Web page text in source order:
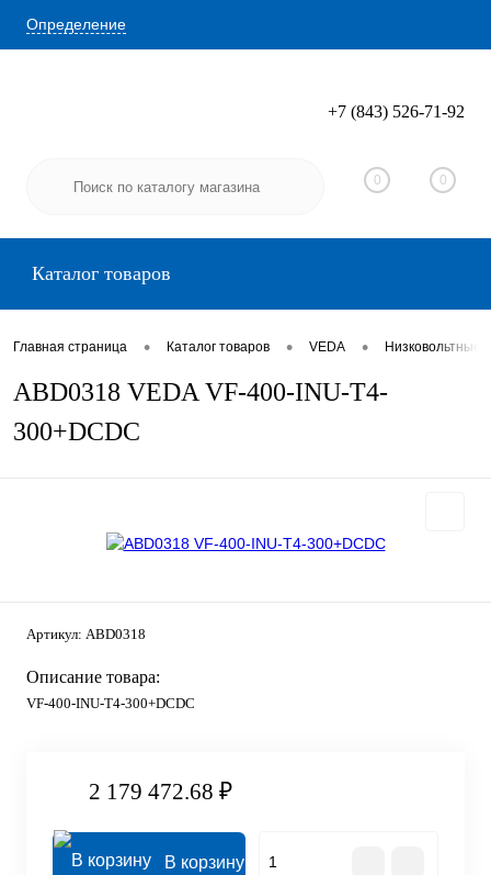
Определение
Вход Регистрация
+7 (843) 526-71-92
0 0
Каталог товаров
Главная страница • Каталог товаров • VEDA •
ABD0318 VEDA VF-400-INU-T4-
300+DCDC
Артикул: ABD0318
Описание товара:
VF-400-INU-T4-300+DCDC
2 179 472.68 ₽
В корзину